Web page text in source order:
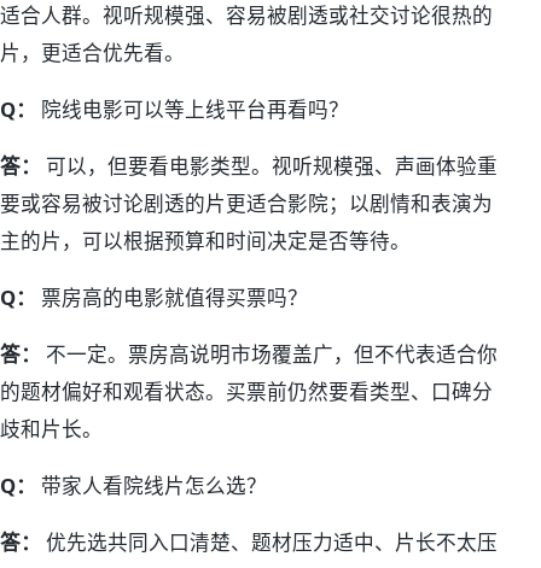
适合人群。视听规模强、容易被剧透或社交讨论很热的
片，更适合优先看。
Q： 院线电影可以等上线平台再看吗？
答：
可以，但要看电影类型。视听规模强、声画体验重
要或容易被讨论剧透的片更适合影院；以剧情和表演为
主的片，可以根据预算和时间决定是否等待。
Q： 票房高的电影就值得买票吗？
答：
不一定。票房高说明市场覆盖广，但不代表适合你
的题材偏好和观看状态。买票前仍然要看类型、口碑分
歧和片长。
Q： 带家人看院线片怎么选？
答：
优先选共同入口清楚、题材压力适中、片长不太压